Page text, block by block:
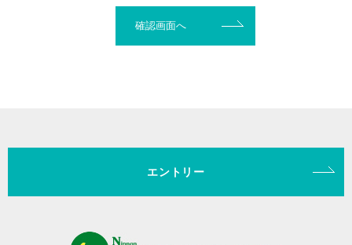
TEL ： 03-5733-0563 (受付時間：平日 10:00～
12:00、13:00～17:00)
エントリー